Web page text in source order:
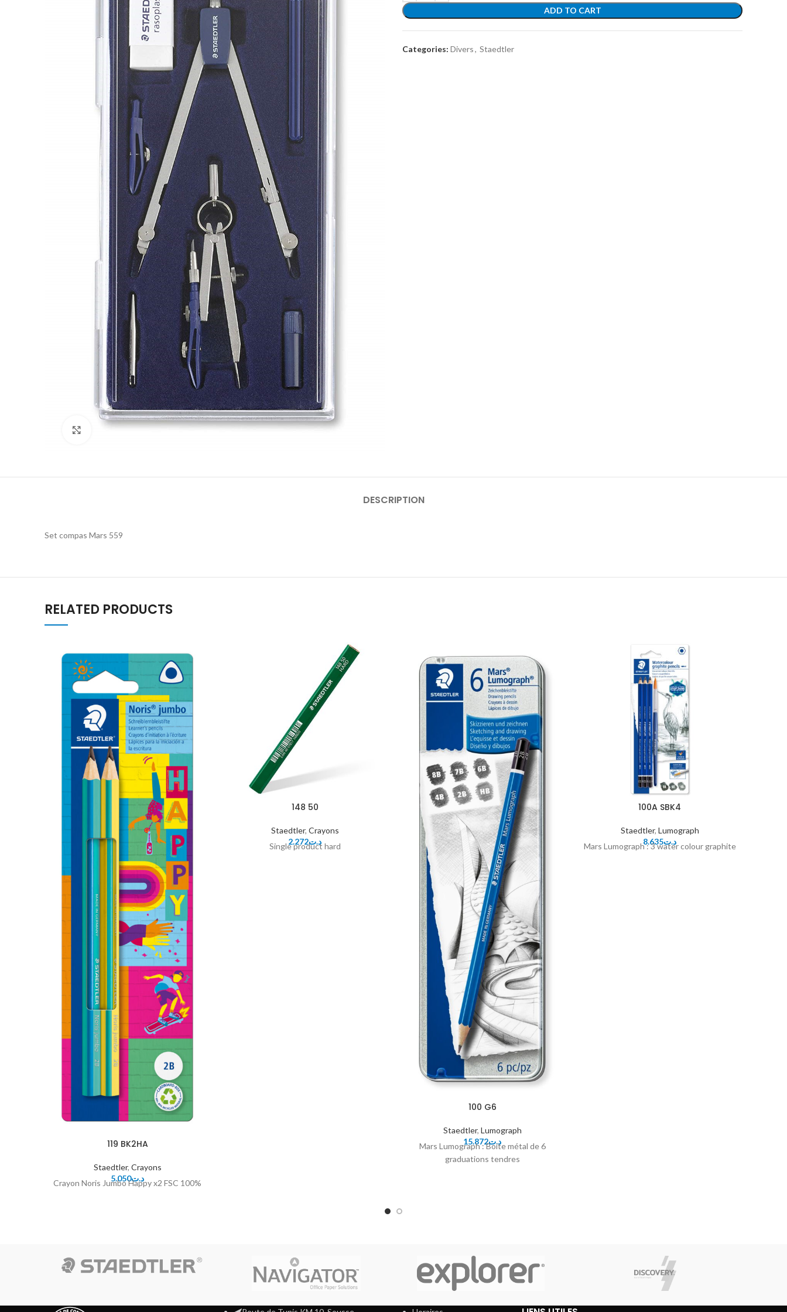
Click to enlarge
ADD TO CART
Categories: Divers, Staedtler
DESCRIPTION
Set compas Mars 559
RELATED PRODUCTS
119 BK2HA
Staedtler, Crayons
د.ت5.050
Crayon Noris Jumbo Happy x2 FSC 100%
148 50
Staedtler, Crayons
د.ت2.272
Single product hard
100 G6
Staedtler, Lumograph
د.ت15.872
Mars Lumograph : Boite métal de 6
graduations tendres
100A SBK4
Staedtler, Lumograph
د.ت8.635
Mars Lumograph : 3 water colour graphite